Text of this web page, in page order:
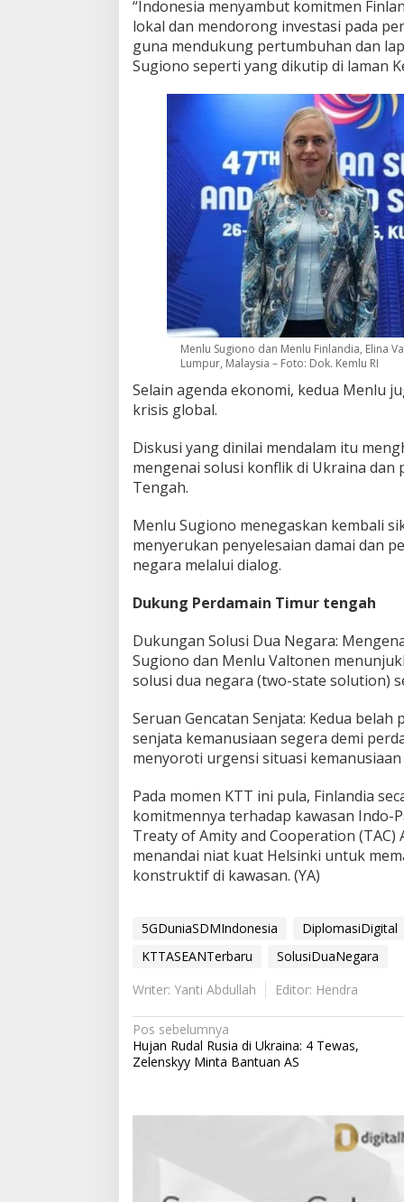
“Indonesia menyambut komitmen
lokal dan mendorong investasi pada
guna mendukung pertumbuhan dan
Sugiono seperti yang dikutip di laman
Menlu Sugiono dan Menlu Finlandia, Elina
Lumpur, Malaysia – Foto: Dok. Kemlu RI
Selain agenda ekonomi, kedua Menlu
krisis global.
Diskusi yang dinilai mendalam itu
mengenai solusi konflik di Ukraina
Tengah.
Menlu Sugiono menegaskan kembali
menyerukan penyelesaian damai dan
negara melalui dialog.
Dukung Perdamain Timur tengah
Dukungan Solusi Dua Negara:
Sugiono dan Menlu Valtonen
solusi dua negara (two-state solution)
Seruan Gencatan Senjata: Kedua
senjata kemanusiaan segera demi
menyoroti urgensi situasi
Pada momen KTT ini pula, Finlandia
komitmennya terhadap kawasan Indo-
Treaty of Amity and Cooperation (TAC)
menandai niat kuat Helsinki untuk
konstruktif di kawasan. (YA)
5GDuniaSDMIndonesia DiplomasiDigital
KTTASEANTerbaru
SolusiDuaNegara
Writer: Yanti Abdullah
Editor: Hendra
N
a
i
Pos sebelumnya
Hujan Rudal Rusia di Ukraina: 4 Tewas,
Zelenskyy Minta Bantuan AS